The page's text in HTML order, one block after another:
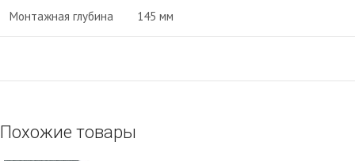
Монтажная глубина 145 мм
Похожие товары